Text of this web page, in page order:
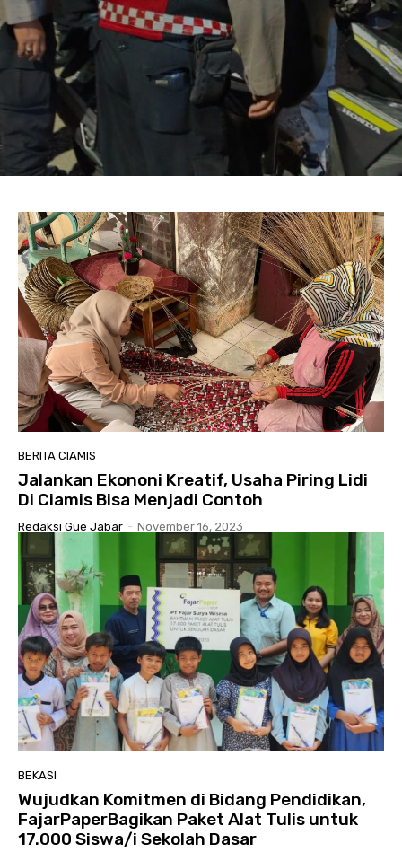
BERITA CIAMIS
Jalankan Ekononi Kreatif, Usaha Piring Lidi
Di Ciamis Bisa Menjadi Contoh
Redaksi Gue Jabar - November 16, 2023
BEKASI
Wujudkan Komitmen di Bidang Pendidikan,
FajarPaperBagikan Paket Alat Tulis untuk
17.000 Siswa/i Sekolah Dasar